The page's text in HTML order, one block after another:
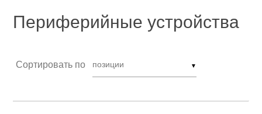
Периферийные устройства
Сортировать по ▼